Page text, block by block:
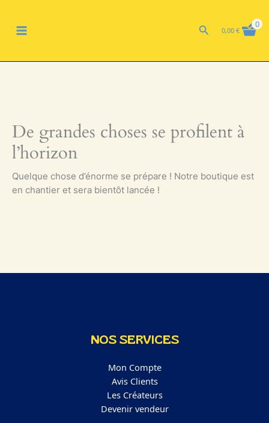
contenuMENU
Rechercher
0,00€
0
De grandes choses se profilent à
l’horizon
Quelque chose d’énorme se prépare ! Notre boutique est
en chantier et sera bientôt lancée !
NOS SERVICES
Mon Compte
Avis Clients
Les Créateurs
Devenir vendeur